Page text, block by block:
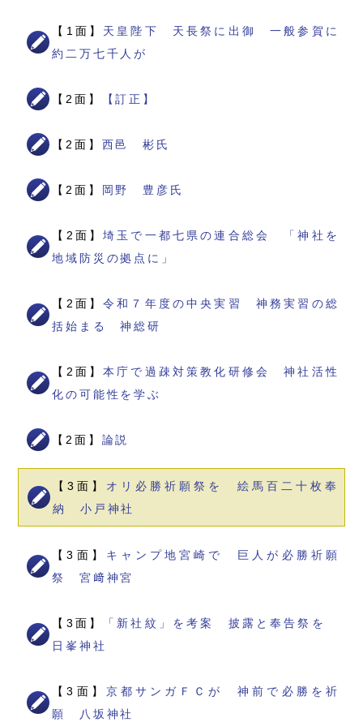
【1面】 天皇陛下 天長祭に出御 一般参賀に
約二万七千人が
【2面】 【訂正】
【2面】 西邑 彬氏
【2面】 岡野 豊彦氏
【2面】埼玉で一都七県の連合総会 「神社を
地域防災の拠点に」
【2面】令和７年度の中央実習 神務実習の総
括始まる 神総研
【2面】本庁で過疎対策教化研修会 神社活性
化の可能性を学ぶ
【2面】 論説
【3面】 オリ必勝祈願祭を 絵馬百二十枚奉
納 小戸神社
【3面】 キャンプ地宮崎で 巨人が必勝祈願
祭 宮﨑神宮
【3面】
「新社紋」を考案 披露と奉告祭を
日峯神社
【3面】 京都サンガＦＣが 神前で必勝を祈
願 八坂神社